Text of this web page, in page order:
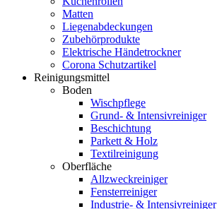
Matten
Liegenabdeckungen
Zubehörprodukte
Elektrische Händetrockner
Corona Schutzartikel
Reinigungsmittel
Boden
Wischpflege
Grund- & Intensivreiniger
Beschichtung
Parkett & Holz
Textilreinigung
Oberfläche
Allzweckreiniger
Fensterreiniger
Industrie- & Intensivreiniger